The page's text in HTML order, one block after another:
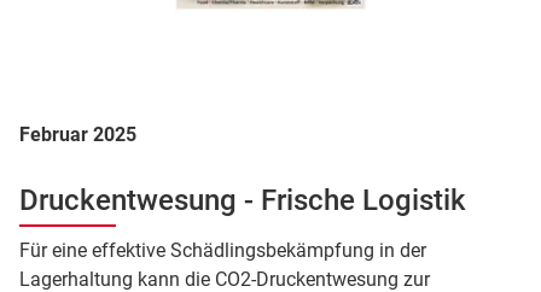
Februar 2025
Druckentwesung - Frische Logistik
Für eine effektive Schädlingsbekämpfung in der
Lagerhaltung kann die CO2-Druckentwesung zur